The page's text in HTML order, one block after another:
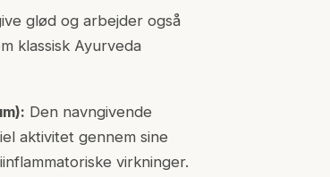
glød og arbejder også
klassisk Ayurveda
Den navngivende
aktivitet gennem sine
virkninger.